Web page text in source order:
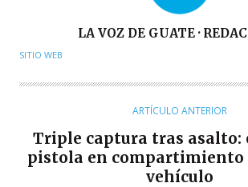
U
O
LA VOZ DE GUATE ·
SITIO WEB
ARTÍCULO ANTERIOR
Triple captura tras asalto:
pistola en compartimiento
vehículo